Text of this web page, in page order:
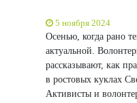
5 ноября 2024
Осенью, когда рано
актуальной.
рассказывают, как
в ростовых куклах
Активисты и